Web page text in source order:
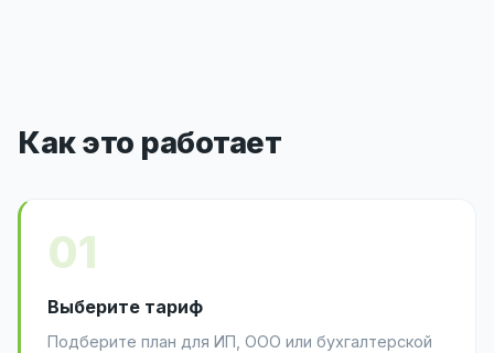
Как это работает
01
Выберите тариф
Подберите план для ИП, ООО или бухгалтерской